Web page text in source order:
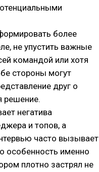
более
не упустить важные
командой или хотя
стороны могут
друг о
решение.
негатива
и топов, а
часто вызывает
особенность именно
плотно застрял не